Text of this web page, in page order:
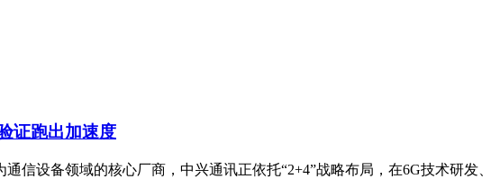
证跑出加速度
信设备领域的核心厂商，中兴通讯正依托“2+4”战略布局，在6G技术研发